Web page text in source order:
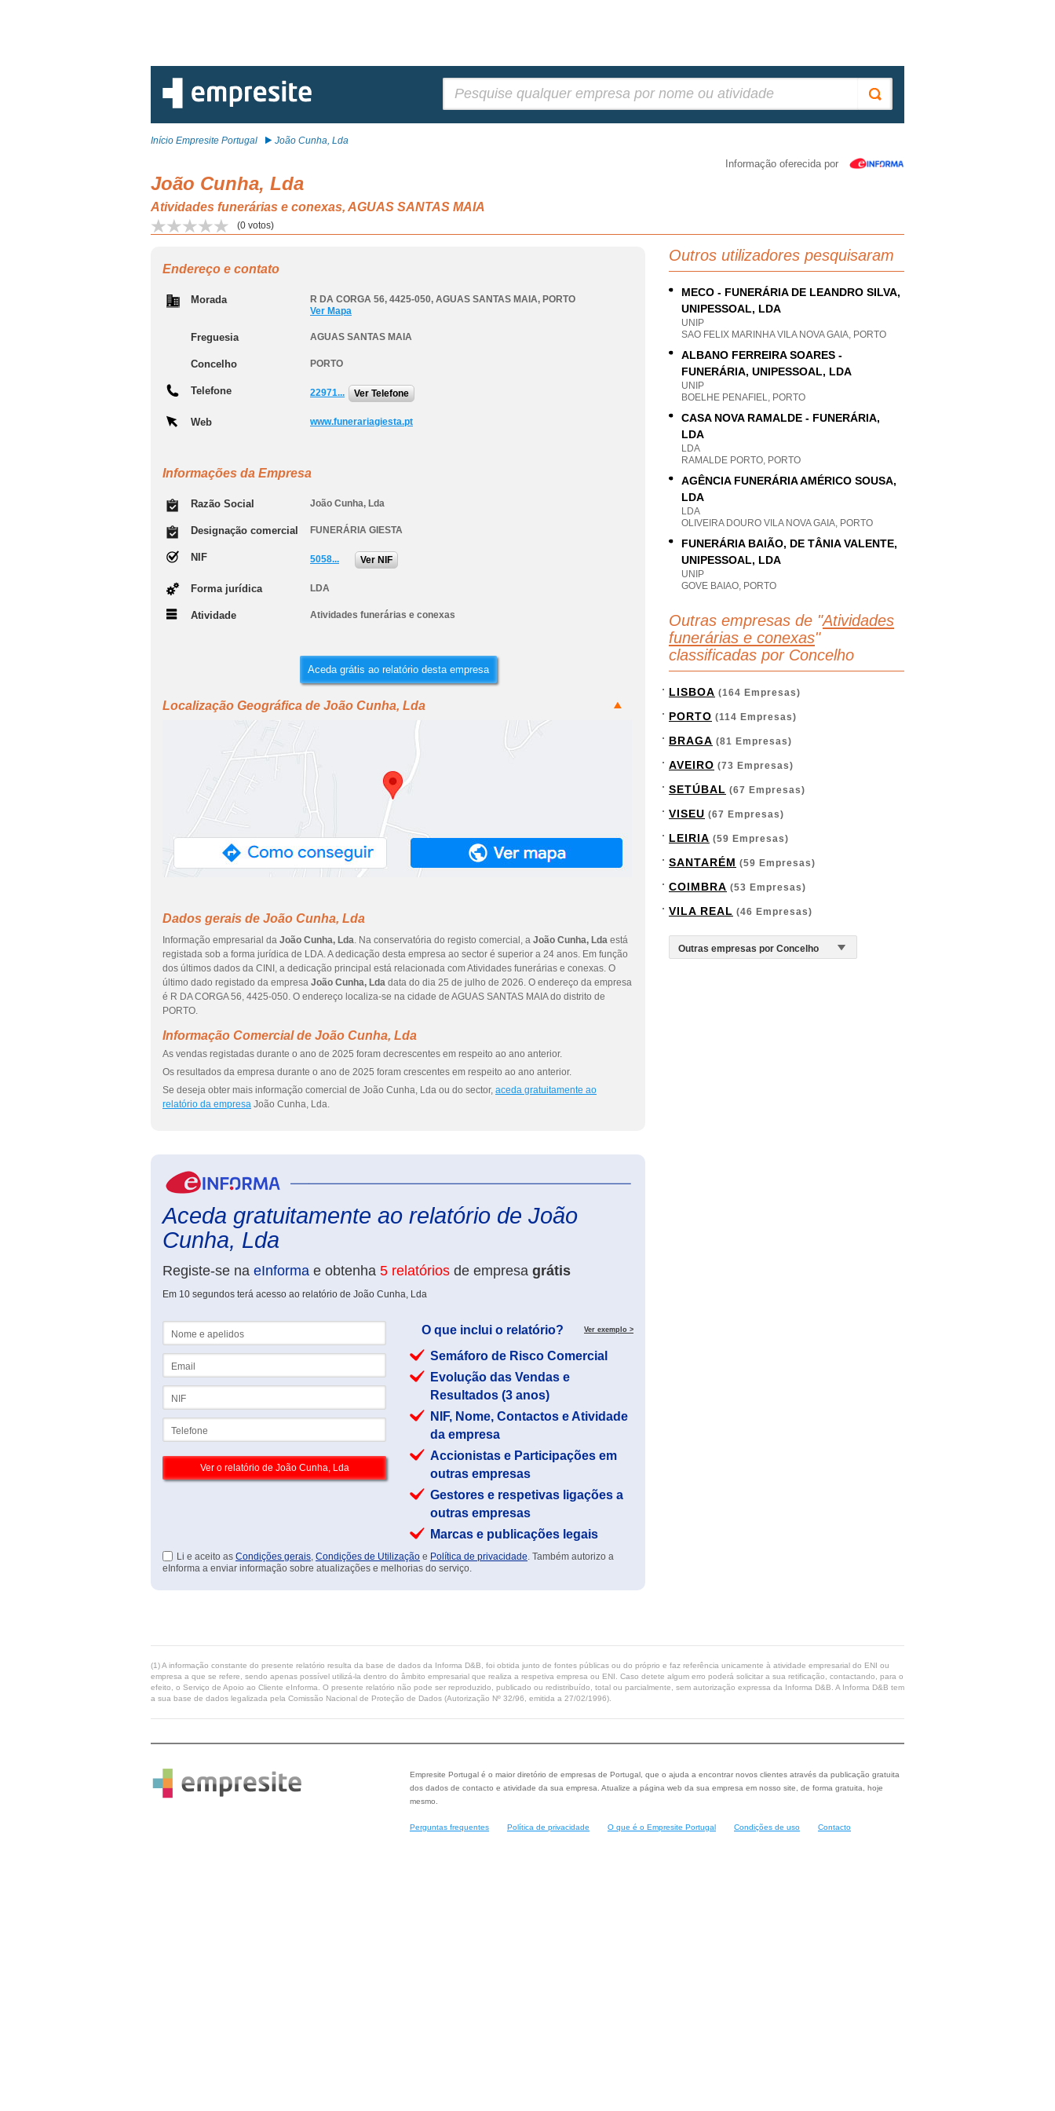
Início Empresite Portugal João Cunha, Lda
Informação oferecida por
João Cunha, Lda
Atividades funerárias e conexas, AGUAS SANTAS MAIA
(0 votos)
Endereço e contato
Morada R DA CORGA 56, 4425-050, AGUAS SANTAS MAIA, PORTO
Ver Mapa
Freguesia AGUAS SANTAS MAIA
Concelho PORTO
Telefone 22971... Ver Telefone
Web www.funerariagiesta.pt
Informações da Empresa
Razão Social João Cunha, Lda
Designação comercial FUNERÁRIA GIESTA
NIF 5058... Ver NIF
Forma jurídica LDA
Atividade Atividades funerárias e conexas
Aceda grátis ao relatório desta empresa
Localização Geográfica de João Cunha, Lda
Dados gerais de João Cunha, Lda
Informação empresarial da João Cunha, Lda. Na conservatória do registo comercial, a João Cunha, Lda está
registada sob a forma jurídica de LDA. A dedicação desta empresa ao sector é superior a 24 anos. Em função
dos últimos dados da CINI, a dedicação principal está relacionada com Atividades funerárias e conexas. O
último dado registado da empresa João Cunha, Lda data do dia 25 de julho de 2026. O endereço da empresa
é R DA CORGA 56, 4425-050. O endereço localiza-se na cidade de AGUAS SANTAS MAIA do distrito de
PORTO.
Informação Comercial de João Cunha, Lda
As vendas registadas durante o ano de 2025 foram decrescentes em respeito ao ano anterior.
Os resultados da empresa durante o ano de 2025 foram crescentes em respeito ao ano anterior.
Se deseja obter mais informação comercial de João Cunha, Lda ou do sector, aceda gratuitamente ao
relatório da empresa João Cunha, Lda.
Aceda gratuitamente ao relatório de João
Cunha, Lda
Registe-se na eInforma e obtenha 5 relatórios de empresa grátis
Em 10 segundos terá acesso ao relatório de João Cunha, Lda
O que inclui o relatório? Ver exemplo >
Semáforo de Risco Comercial
Evolução das Vendas e
Resultados (3 anos)
NIF, Nome, Contactos e Atividade
da empresa
Accionistas e Participações em
outras empresas
Gestores e respetivas ligações a
outras empresas
Marcas e publicações legais
Li e aceito as Condições gerais, Condições de Utilização e Política de privacidade. Também autorizo a
eInforma a enviar informação sobre atualizações e melhorias do serviço.
Outros utilizadores pesquisaram
MECO - FUNERÁRIA DE LEANDRO SILVA,
UNIPESSOAL, LDA
UNIP
SAO FELIX MARINHA VILA NOVA GAIA, PORTO
ALBANO FERREIRA SOARES -
FUNERÁRIA, UNIPESSOAL, LDA
UNIP
BOELHE PENAFIEL, PORTO
CASA NOVA RAMALDE - FUNERÁRIA,
LDA
LDA
RAMALDE PORTO, PORTO
AGÊNCIA FUNERÁRIA AMÉRICO SOUSA,
LDA
LDA
OLIVEIRA DOURO VILA NOVA GAIA, PORTO
FUNERÁRIA BAIÃO, DE TÂNIA VALENTE,
UNIPESSOAL, LDA
UNIP
GOVE BAIAO, PORTO
Outras empresas de "Atividades
funerárias e conexas"
classificadas por Concelho
LISBOA (164 Empresas)
PORTO (114 Empresas)
BRAGA (81 Empresas)
AVEIRO (73 Empresas)
SETÚBAL (67 Empresas)
VISEU (67 Empresas)
LEIRIA (59 Empresas)
SANTARÉM (59 Empresas)
COIMBRA (53 Empresas)
VILA REAL (46 Empresas)
(1) A informação constante do presente relatório resulta da base de dados da Informa D&B, foi obtida junto de fontes públicas ou do próprio e faz referência unicamente à atividade empresarial do ENI ou
empresa a que se refere, sendo apenas possível utilizá-la dentro do âmbito empresarial que realiza a respetiva empresa ou ENI. Caso detete algum erro poderá solicitar a sua retificação, contactando, para o
efeito, o Serviço de Apoio ao Cliente eInforma. O presente relatório não pode ser reproduzido, publicado ou redistribuído, total ou parcialmente, sem autorização expressa da Informa D&B. A Informa D&B tem
a sua base de dados legalizada pela Comissão Nacional de Proteção de Dados (Autorização Nº 32/96, emitida a 27/02/1996).
Empresite Portugal é o maior diretório de empresas de Portugal, que o ajuda a encontrar novos clientes através da publicação gratuita
dos dados de contacto e atividade da sua empresa. Atualize a página web da sua empresa em nosso site, de forma gratuita, hoje
mesmo.
Perguntas frequentes Política de privacidade O que é o Empresite Portugal Condições de uso Contacto